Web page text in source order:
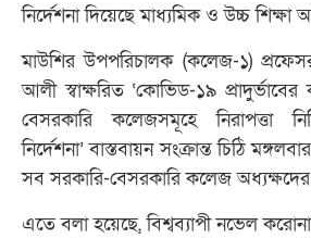
নির্দেশনা দিয়েছে মাধ্যমিক ও উচ্চ শিক্ষা
মাউশির উপপরিচালক (কলেজ-১)
আলী স্বাক্ষরিত ‘কোভিড-১৯
বেসরকারি কলেজসমূহে নিরাপত্তা
নির্দেশনা’ বাস্তবায়ন সংক্রান্ত চিঠি
সব সরকারি-বেসরকারি কলেজ অধ্যক্ষদের
এতে বলা হয়েছে, বিশ্বব্যাপী নভেল করোনা